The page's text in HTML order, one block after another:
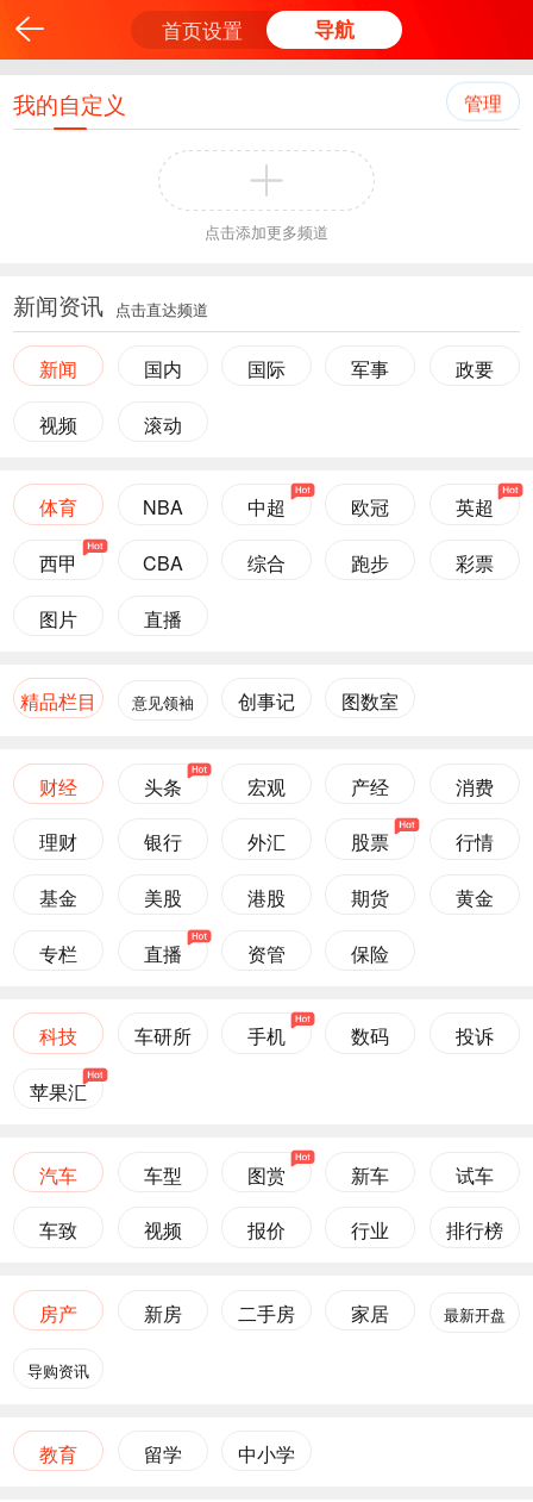
首页设置 导航
我的自定义 管理
点击添加更多频道
新闻资讯 点击直达频道
新闻 国内 国际 军事 政要
视频 滚动
体育 NBA 中超 欧冠 英超
西甲 CBA 综合 跑步 彩票
图片 直播
精品栏目 意见领袖 创事记 图数室
财经 头条 宏观 产经 消费
理财 银行 外汇 股票 行情
基金 美股 港股 期货 黄金
专栏 直播 资管 保险
科技 车研所 手机 数码 投诉
苹果汇
汽车 车型 图赏 新车 试车
车致 视频 报价 行业 排行榜
房产 新房 二手房 家居 最新开盘
导购资讯
教育 留学 中小学